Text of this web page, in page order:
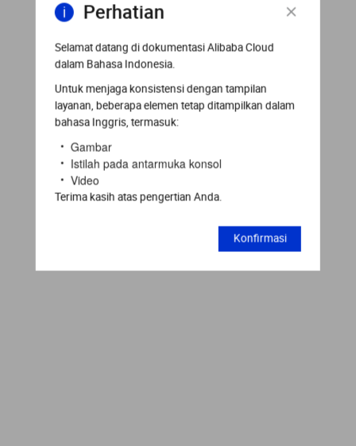
Perhatian
Selamat datang di dokumentasi Alibaba Cloud
dalam Bahasa Indonesia.
Untuk menjaga konsistensi dengan tampilan
layanan, beberapa elemen tetap ditampilkan dalam
bahasa Inggris, termasuk:
Gambar
Istilah pada antarmuka konsol
Video
Terima kasih atas pengertian Anda.
Konfirmasi